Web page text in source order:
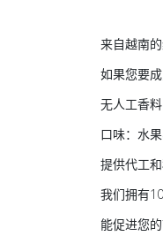
来自越南
如果您要
无人工香
口味：水
提供代工和
我们拥有
能促进您